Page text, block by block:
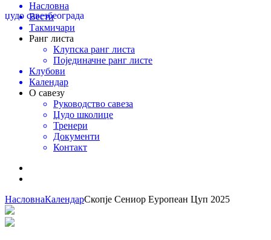
џудо савезбеограда
Насловна
Вести
Такмичари
Ранг листа
Клупска ранг листа
Појединачне ранг листе
Клубови
Календар
О савезу
Руководство савеза
Џудо школице
Тренери
Документи
Контакт
НасловнаКалендарСкопје Сениор Еуропеан Цуп 2025